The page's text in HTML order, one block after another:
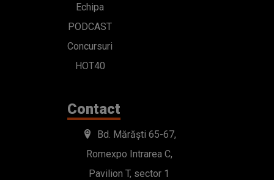
Echipa
PODCAST
Concursuri
HOT40
Contact
Bd. Mărăști 65-67,
Romexpo Intrarea C,
Pavilion T, sector 1